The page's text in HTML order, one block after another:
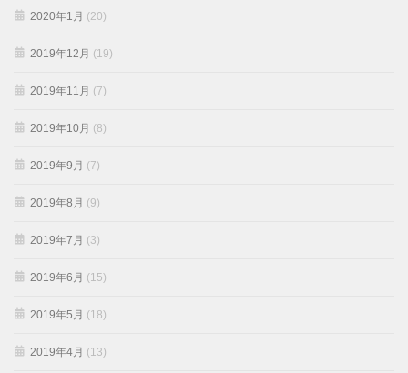
2020年1月 (20)
2019年12月 (19)
2019年11月 (7)
2019年10月 (8)
2019年9月 (7)
2019年8月 (9)
2019年7月 (3)
2019年6月 (15)
2019年5月 (18)
2019年4月 (13)